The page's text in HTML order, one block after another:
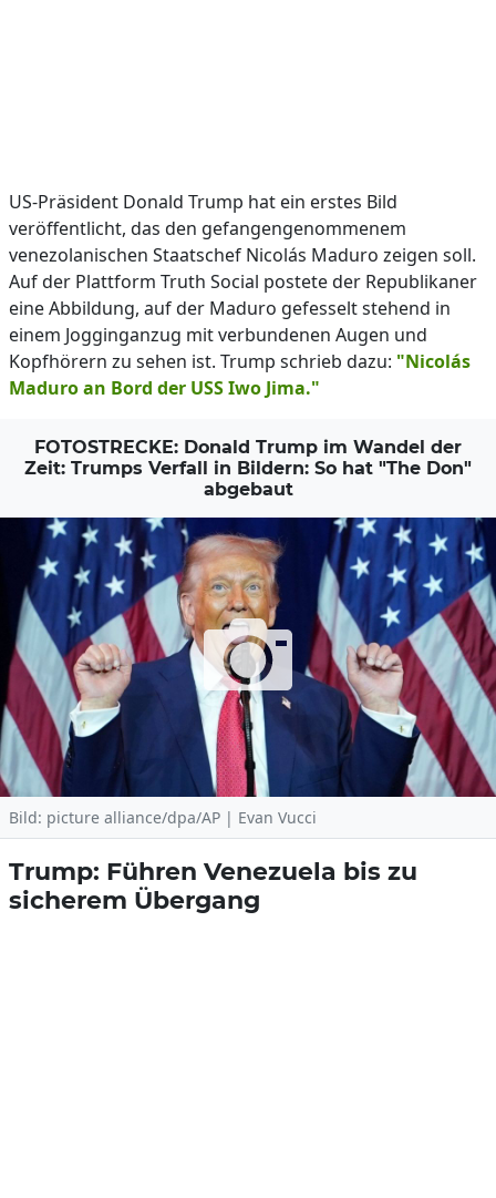
US-Präsident Donald Trump hat ein erstes Bild
veröffentlicht, das den gefangengenommenem
venezolanischen Staatschef Nicolás Maduro zeigen soll.
Auf der Plattform Truth Social postete der Republikaner
eine Abbildung, auf der Maduro gefesselt stehend in
einem Jogginganzug mit verbundenen Augen und
Kopfhörern zu sehen ist. Trump schrieb dazu: "Nicolás
Maduro an Bord der USS Iwo Jima."
FOTOSTRECKE: Donald Trump im Wandel der
Zeit: Trumps Verfall in Bildern: So hat "The Don"
abgebaut
Bild: picture alliance/dpa/AP | Evan Vucci
Trump: Führen Venezuela bis zu
sicherem Übergang